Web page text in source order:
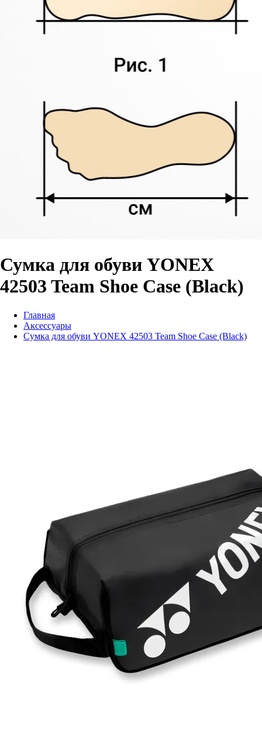
Сумка для обуви YONEX
42503 Team Shoe Case (Black)
Главная
Аксессуары
Сумка для обуви YONEX 42503 Team Shoe Case (Black)